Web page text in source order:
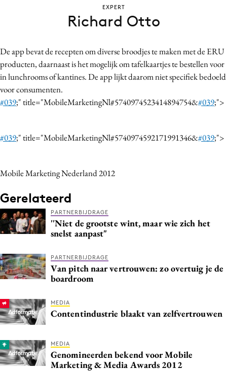
Contentmarketing
Craft
Customer Experience
Data & Insights
Gedragsverandering
Influencer marketing
Interne communicatie
Martech
Merkstrategie
PR
Programmatic
Purpose Marketing
Reputatie & crisis
De app bevat de recepten om diverse broodjes te maken met de ERU
producten, daarnaast is het mogelijk om tafelkaartjes te bestellen voor
in lunchrooms of kantines. De app lijkt daarom niet specifiek bedoeld
voor consumenten.
#039;" title="MobileMarketingNl#5740974523414894754&#039;">
#039;" title="MobileMarketingNl#5740974592171991346&#039;">
Mobile Marketing Nederland 2012
Gerelateerd
PARTNERBIJDRAGE
''Niet de grootste wint, maar wie zich het
snelst aanpast"
PARTNERBIJDRAGE
Van pitch naar vertrouwen: zo overtuig je de
boardroom
MEDIA
Contentindustrie blaakt van zelfvertrouwen
MEDIA
Genomineerden bekend voor Mobile
Marketing & Media Awards 2012
EXPERT
Richard Otto